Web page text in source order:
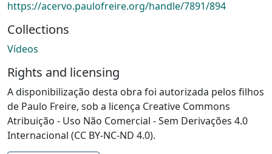
https://acervo.paulofreire.org/handle/7891/894
Collections
Vídeos
Rights and licensing
A disponibilização desta obra foi autorizada pelos filhos
de Paulo Freire, sob a licença Creative Commons
Atribuição - Uso Não Comercial - Sem Derivações 4.0
Internacional (CC BY-NC-ND 4.0).